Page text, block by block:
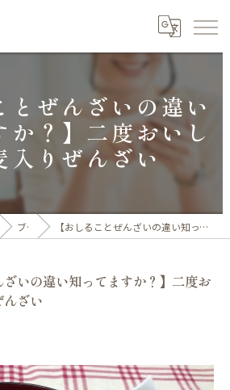
とぜんざいの違い
か？】二度おいし
入りぜんざい
ブログ 【おしることぜんざいの違い知ってますか？】二度おいしい大麦入りぜんざい
ざいの違い知ってますか？】二度お
ざい